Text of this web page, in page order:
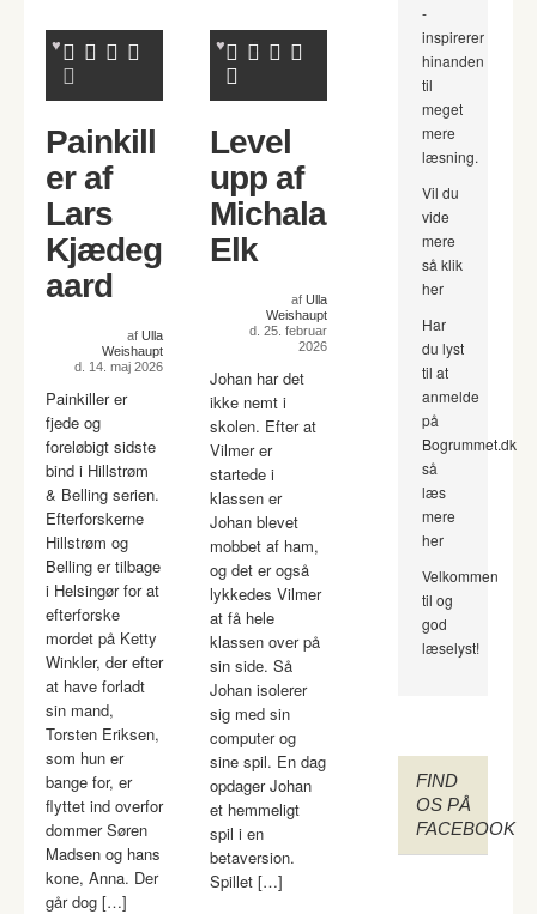
Painkill
er af
Lars
Kjædeg
aard
af Ulla
Weishaupt
d. 14. maj 2026
Painkiller er
fjede og
foreløbigt sidste
bind i Hillstrøm
& Belling serien.
Efterforskerne
Hillstrøm og
Belling er tilbage
i Helsingør for at
efterforske
mordet på Ketty
Winkler, der efter
at have forladt
sin mand,
Torsten Eriksen,
som hun er
bange for, er
flyttet ind overfor
dommer Søren
Madsen og hans
kone, Anna. Der
går dog […]
Level
upp af
Michala
Elk
af Ulla
Weishaupt
d. 25. februar
2026
Johan har det
ikke nemt i
skolen. Efter at
Vilmer er
startede i
klassen er
Johan blevet
mobbet af ham,
og det er også
lykkedes Vilmer
at få hele
klassen over på
sin side. Så
Johan isolerer
sig med sin
computer og
sine spil. En dag
opdager Johan
et hemmeligt
spil i en
betaversion.
Spillet […]
-
inspirerer
hinanden
til
meget
mere
læsning.
Vil du
vide
mere
så klik
her
Har
du lyst
til at
anmelde
på
Bogrummet.dk
så
læs
mere
her
Velkommen
til og
god
læselyst!
FIND
OS PÅ
FACEBOOK